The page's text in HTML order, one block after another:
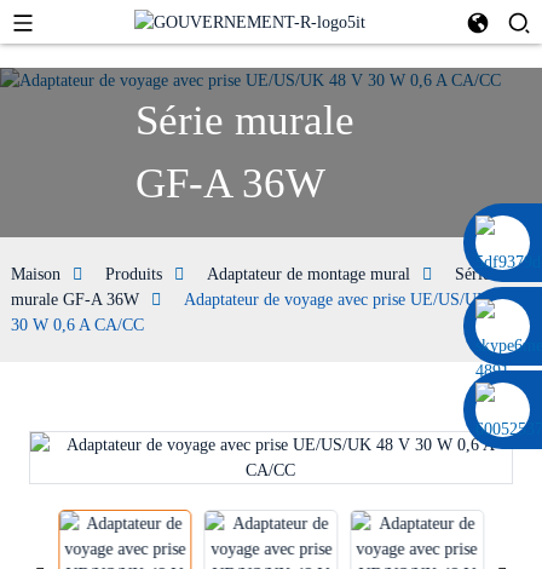
0086 13322920697
Série murale
GF-A 36W
Maison Produits Adaptateur de montage mural
Série
murale GF-A 36W
Adaptateur de voyage avec prise UE/US/UK 48 V
30 W 0,6 A CA/CC